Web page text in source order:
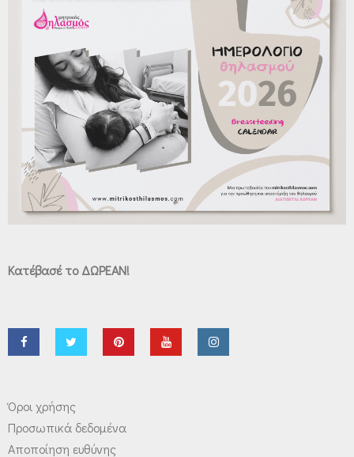
Κατέβασέ το ΔΩΡΕΑΝ!
Όροι χρήσης
Προσωπικά δεδομένα
Αποποίηση ευθύνης